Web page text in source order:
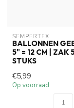
SEMPERTEX
BALLONNEN
5" = 12 CM | ZAK
STUKS
€5,99
Op voorraad